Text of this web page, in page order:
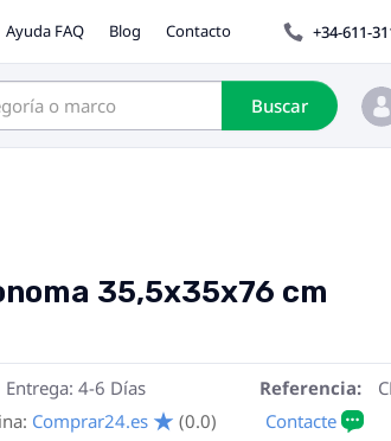
Ayuda FAQ Blog Contacto +34-611-
Buscar
35,5x35x76 cm
Entrega: 4-6 Días Referencia:
Comprar24.es (0.0)